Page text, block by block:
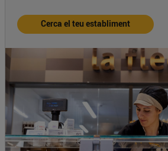
Cerca el teu establiment